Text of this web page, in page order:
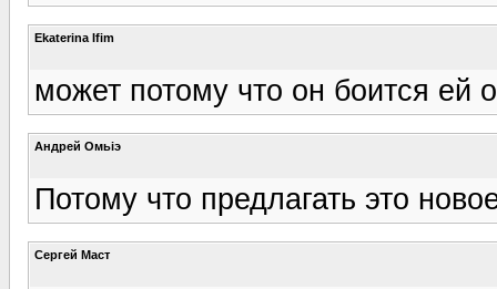
Ekaterina Ifim
может потому что он боится ей
Андрей Омьiэ
Потому что предлагать это
Сергей Маст